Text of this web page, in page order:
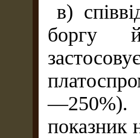
в)
боргу
—250%).
показник